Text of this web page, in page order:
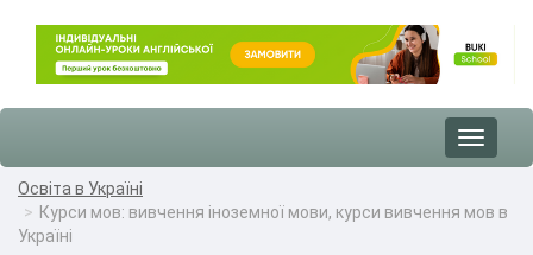
Toggle
Освіта в Україні
Курси мов: вивчення іноземної мови, курси вивчення мов в
Україні